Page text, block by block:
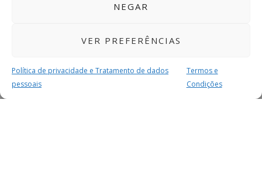
NEGAR
VER PREFERÊNCIAS
Política de privacidade e Tratamento de dados
pessoais
Termos e
Condições